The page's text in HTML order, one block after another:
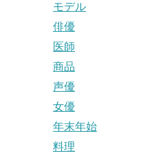
モデル
俳優
医師
商品
声優
女優
年末年始
料理